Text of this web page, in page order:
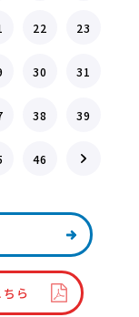
22 23
30 31
38 39
46
ら